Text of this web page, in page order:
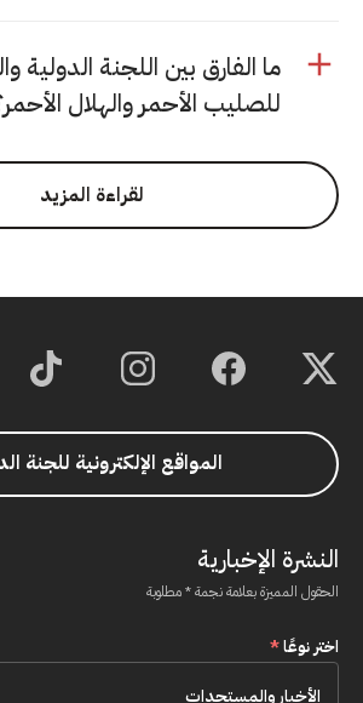
ما الفارق بين اللجنة الدولية
للصليب الأحمر والهلال
لقراءة المزيد
المواقع الإلكترونية للجنة
النشرة الإخبارية
الحقول المميزة بعلامة نجمة * مطلوبة
اختر نوعًا*